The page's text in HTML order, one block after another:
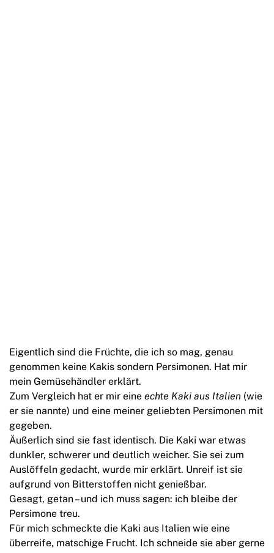
Eigentlich sind die Früchte, die ich so mag, genau
genommen keine Kakis sondern Persimonen. Hat mir
mein Gemüsehändler erklärt.
Zum Vergleich hat er mir eine echte Kaki aus Italien (wie
er sie nannte) und eine meiner geliebten Persimonen mit
gegeben.
Äußerlich sind sie fast identisch. Die Kaki war etwas
dunkler, schwerer und deutlich weicher. Sie sei zum
Auslöffeln gedacht, wurde mir erklärt. Unreif ist sie
aufgrund von Bitterstoffen nicht genießbar.
Gesagt, getan – und ich muss sagen: ich bleibe der
Persimone treu.
Für mich schmeckte die Kaki aus Italien wie eine
überreife, matschige Frucht. Ich schneide sie aber gerne